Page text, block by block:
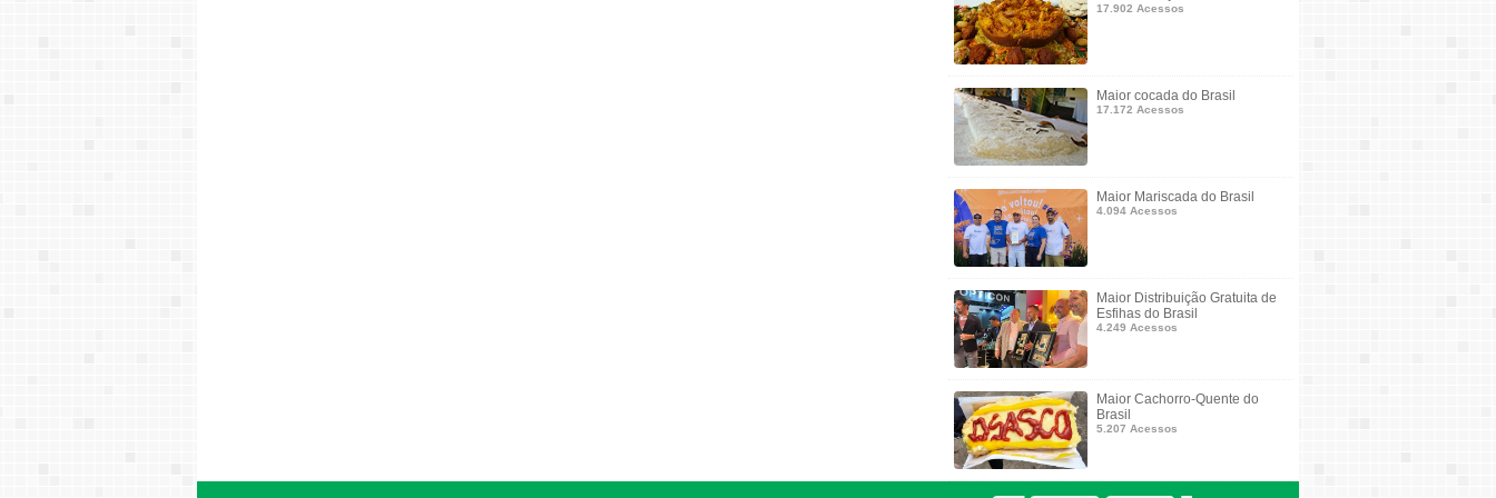
17.902 Acessos
Maior cocada do Brasil
17.172 Acessos
Maior Mariscada do Brasil
4.094 Acessos
Maior Distribuição Gratuita de
Esfihas do Brasil
4.249 Acessos
Maior Cachorro-Quente do
Brasil
5.207 Acessos